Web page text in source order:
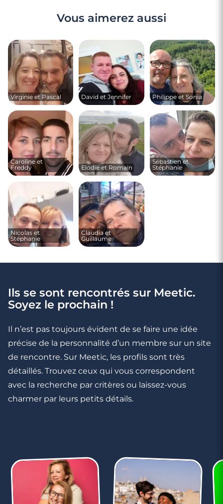
Vous aimerez aussi
Virginie et Pascal David et Jennifer Philippe et Sonia
Caroline et
Freddy
Elodie et Romain
Sébastien et
Stéphanie
Nicolas et
Stéphanie
Claudia et
Guillaume
Ils se sont rencontrés sur Meetic.
Soyez le prochain !
Il n’est pas toujours évident de se faire une idée
précise de la personnalité d’un membre sur un site
de rencontre. Sur Meetic, les profils sont très
détaillés. Trouvez ceux qui vous correspondent
avec la recherche par critères ou laissez-vous
charmer par leurs petits détails.